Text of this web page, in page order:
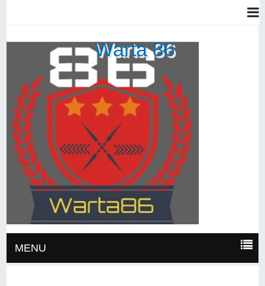
Warta 86
MENU